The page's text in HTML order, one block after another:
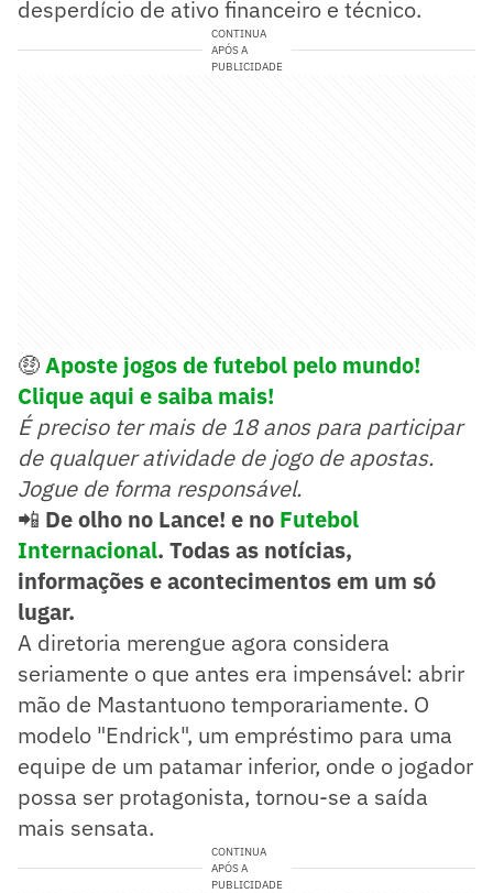
desperdício de ativo financeiro e técnico.
CONTINUA
APÓS A
PUBLICIDADE
🤑Aposte jogos de futebol pelo mundo!
Clique aqui e saiba mais!
É preciso ter mais de 18 anos para participar
de qualquer atividade de jogo de apostas.
Jogue de forma responsável.
📲 De olho no Lance! e no Futebol
Internacional. Todas as notícias,
informações e acontecimentos em um só
lugar.
A diretoria merengue agora considera
seriamente o que antes era impensável: abrir
mão de Mastantuono temporariamente. O
modelo "Endrick", um empréstimo para uma
equipe de um patamar inferior, onde o jogador
possa ser protagonista, tornou-se a saída
mais sensata.
CONTINUA
APÓS A
PUBLICIDADE